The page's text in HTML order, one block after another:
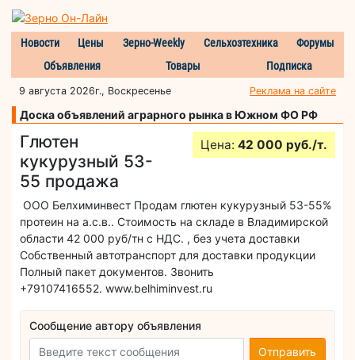
Новости Цены Зерно-Weekly Сельхозтехника
Форумы
Объявления
Товары Подписка
9 августа 2026г., Воскресенье Реклама на сайте
Доска объявлений аграрного рынка в Южном ФО РФ
Глютен
кукурузный 53-
55 продажа
Цена: 42 000 руб./т.
ООО Белхиминвест Продам глютен кукурузный 53-55%
протеин на а.с.в.. Стоимость на складе в Владимирской
области 42 000 руб/тн с НДС. , без учета доставки
Собственный автотранспорт для доставки продукции
Полный пакет документов. Звонить
+79107416552. www.belhiminvest.ru
Сообщение автору объявления
Отправить